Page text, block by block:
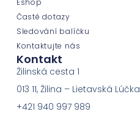
Eshop
Časté dotazy
Sledování balíčku
Kontaktujte nás
Kontakt
Žilinská cesta 1
013 11, Žilina – Lietavská Lúčka
+421 940 997 989